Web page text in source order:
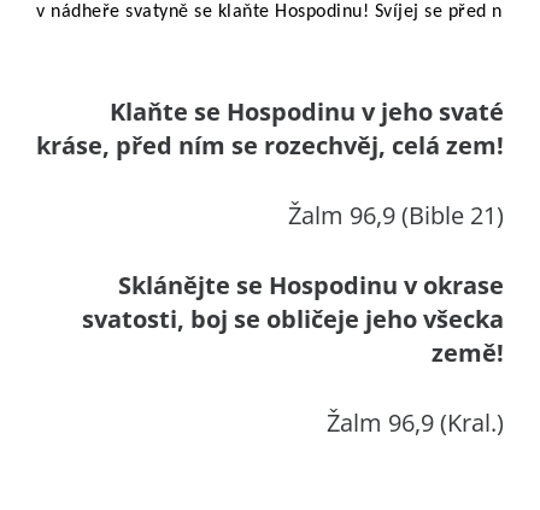
v nádheře svatyně se klaňte Hospodinu! Svíjej se před ním,
Klaňte se Hospodinu v jeho svaté
kráse, před ním se rozechvěj, celá zem!
Žalm 96,9 (Bible 21)
Sklánějte se Hospodinu v okrase
svatosti, boj se obličeje jeho všecka
země!
Žalm 96,9 (Kral.)